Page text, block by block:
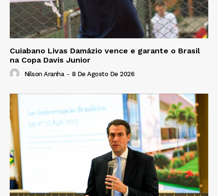
Cuiabano Livas Damázio vence e garante o Brasil
na Copa Davis Junior
Nilson Aranha - 8 De Agosto De 2026